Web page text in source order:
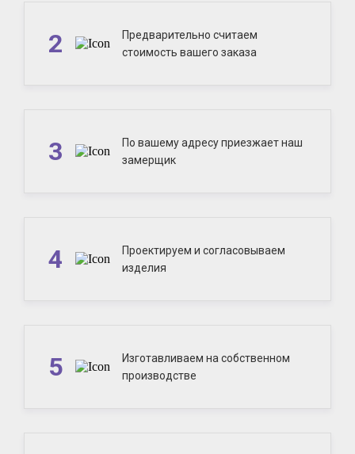
2
Предварительно считаем
стоимость вашего заказа
3
По вашему адресу приезжает наш
замерщик
4
Проектируем и согласовываем
изделия
5
Изготавливаем на собственном
производстве